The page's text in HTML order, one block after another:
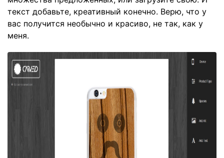
текст добавьте, креативный конечно. Верю, что у
вас получится необычно и красиво, не так, как у
меня.